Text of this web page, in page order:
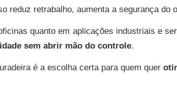
reduz retrabalho, aumenta a segurança do
quanto em aplicações industriais e
sem abrir mão do controle.
é a escolha certa para quem quer